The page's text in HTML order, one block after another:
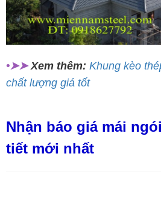
•➤➤Xem thêm: Khung kèo
chất lượng giá tốt
Nhận báo giá mái
tiết mới nhất